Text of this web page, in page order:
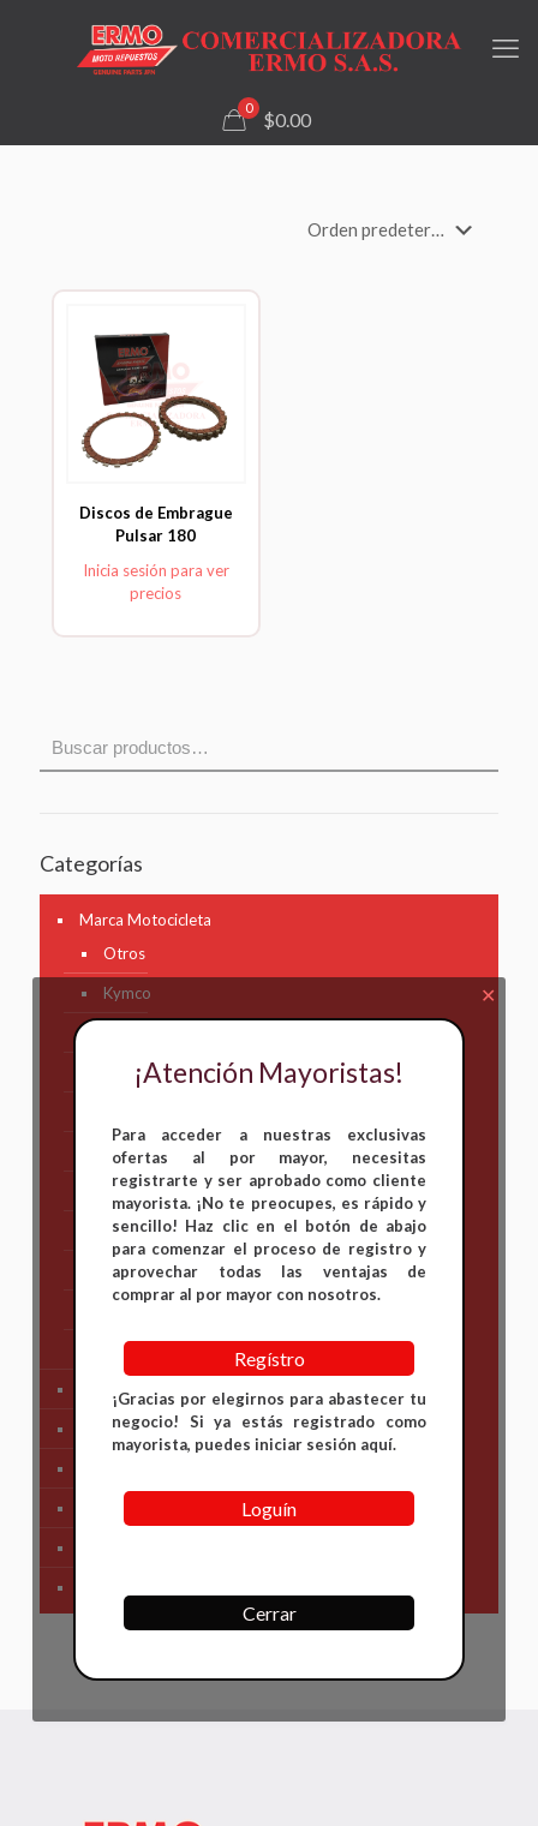
0
$0.00
Discos de Embrague
Pulsar 180
Inicia sesión para ver
precios
Categorías
Marca Motocicleta
Otros
Kymco
Honda
KAWASAKI
KTM
Suzuki
Yamaha
Tren Delantero
Partes de Motor
✕
¡Atención Mayoristas!
Para acceder a nuestras exclusivas
ofertas al por mayor, necesitas
registrarte y ser aprobado como cliente
mayorista. ¡No te preocupes, es rápido y
sencillo! Haz clic en el botón de abajo
para comenzar el proceso de registro y
aprovechar todas las ventajas de
comprar al por mayor con nosotros.
Regístro
¡Gracias por elegirnos para abastecer tu
negocio! Si ya estás registrado como
mayorista, puedes iniciar sesión aquí.
Loguín
Cerrar